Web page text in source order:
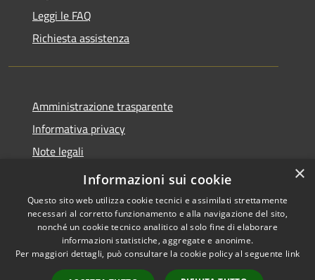
Leggi le FAQ
Richiesta assistenza
Amministrazione trasparente
Informativa privacy
Note legali
Dichiarazione di accessibilità
Accessibilità
Copyright © 2026 • Comune di
Serrastretta • Powered by
×
Informazioni sui cookie
Questo sito web utilizza cookie tecnici e assimilati strettamente
necessari al corretto funzionamento e alla navigazione del sito,
nonché un cookie tecnico analitico al solo fine di elaborare
informazioni statistiche, aggregate e anonime.
Per maggiori dettagli, può consultare la cookie policy al seguente link